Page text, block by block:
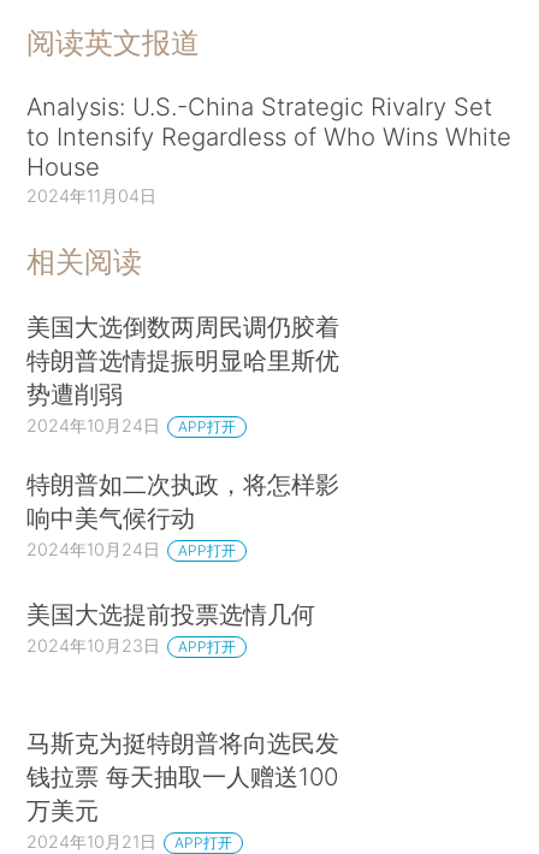
阅读英文报道
Analysis: U.S.-China Strategic Rivalry Set
to Intensify Regardless of Who Wins White
House
2024年11月04日
相关阅读
美国大选倒数两周民调仍胶着
特朗普选情提振明显哈里斯优
势遭削弱
2024年10月24日 APP打开
特朗普如二次执政，将怎样影
响中美气候行动
2024年10月24日 APP打开
美国大选提前投票选情几何
2024年10月23日 APP打开
马斯克为挺特朗普将向选民发
钱拉票 每天抽取一人赠送100
万美元
2024年10月21日 APP打开